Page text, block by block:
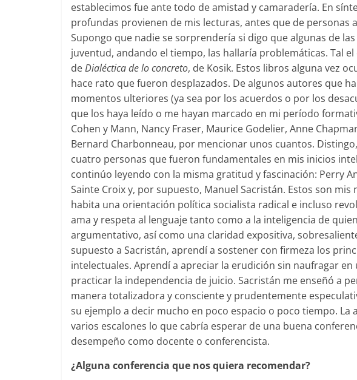
establecimos fue ante todo de amistad y camaradería. En
profundas provienen de mis lecturas, antes que de personas
Supongo que nadie se sorprendería si digo que algunas de
juventud, andando el tiempo, las hallaría problemáticas. Tal el
deDialéctica de lo concreto, de Kosik. Estos libros alguna vez
hace rato que fueron desplazados. De algunos autores que
momentos ulteriores (ya sea por los acuerdos o por los
que los haya leído o me hayan marcado en mi período
Cohen y Mann, Nancy Fraser, Maurice Godelier, Anne
Bernard Charbonneau, por mencionar unos cuantos.
cuatro personas que fueron fundamentales en mis inicios
continúo leyendo con la misma gratitud y fascinación: Perry
Sainte Croix y, por supuesto, Manuel Sacristán. Estos son
habita una orientación política socialista radical e incluso
ama y respeta al lenguaje tanto como a la inteligencia de
argumentativo, así como una claridad expositiva,
supuesto a Sacristán, aprendí a sostener con firmeza los
intelectuales. Aprendí a apreciar la erudición sin naufragar
practicar la independencia de juicio. Sacristán me enseñó a
manera totalizadora y consciente y prudentemente
su ejemplo a decir mucho en poco espacio o poco tiempo. La
varios escalones lo que cabría esperar de una buena
desempeño como docente o conferencista.
¿Alguna conferencia que nos quiera recomendar?